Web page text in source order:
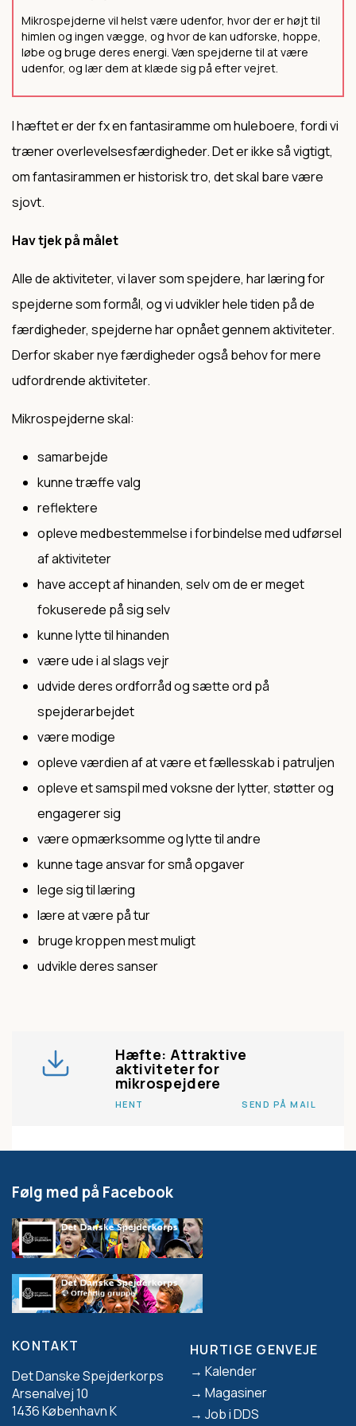
Mikrospejderne vil helst være udenfor, hvor der er højt til
himlen og ingen vægge, og hvor de kan udforske, hoppe,
løbe og bruge deres energi. Væn spejderne til at være
udenfor, og lær dem at klæde sig på efter vejret.
I hæftet er der fx en fantasiramme om huleboere, fordi vi
træner overlevelsesfærdigheder. Det er ikke så vigtigt,
om fantasirammen er historisk tro, det skal bare være
sjovt.
Hav tjek på målet
Alle de aktiviteter, vi laver som spejdere, har læring for
spejderne som formål, og vi udvikler hele tiden på de
færdigheder, spejderne har opnået gennem aktiviteter.
Derfor skaber nye færdigheder også behov for mere
udfordrende aktiviteter.
Mikrospejderne skal:
samarbejde
kunne træffe valg
reflektere
opleve medbestemmelse i forbindelse med udførsel
af aktiviteter
have accept af hinanden, selv om de er meget
fokuserede på sig selv
kunne lytte til hinanden
være ude i al slags vejr
udvide deres ordforråd og sætte ord på
spejderarbejdet
være modige
opleve værdien af at være et fællesskab i patruljen
opleve et samspil med voksne der lytter, støtter og
engagerer sig
være opmærksomme og lytte til andre
kunne tage ansvar for små opgaver
lege sig til læring
lære at være på tur
bruge kroppen mest muligt
udvikle deres sanser
Hæfte: Attraktive
aktiviteter for
mikrospejdere
HENT SEND PÅ MAIL
Følg med på Facebook
KONTAKT
Det Danske Spejderkorps
Arsenalvej 10
1436 København K
Footer
HURTIGE GENVEJE
Kalender
Magasiner
Job i DDS